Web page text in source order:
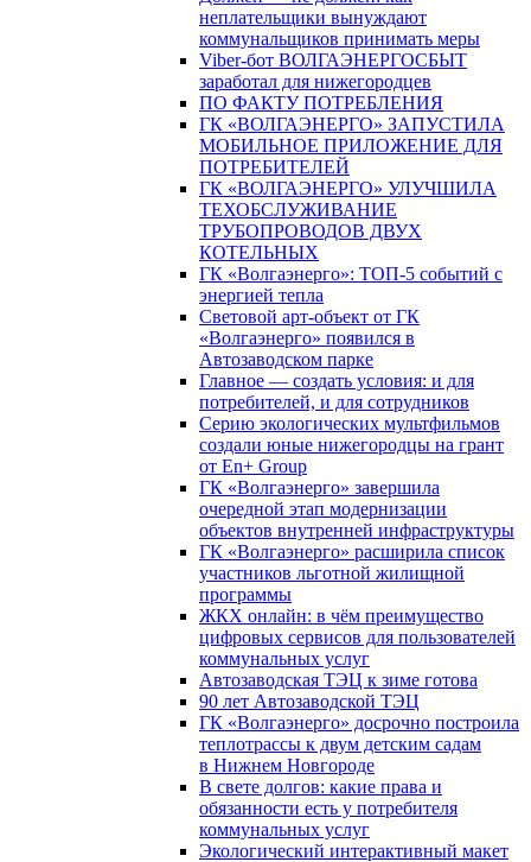
неплательщики вынуждают
коммунальщиков принимать меры
Viber-бот ВОЛГАЭНЕРГОСБЫТ
заработал для нижегородцев
ПО ФАКТУ ПОТРЕБЛЕНИЯ
ГК «ВОЛГАЭНЕРГО» ЗАПУСТИЛА
МОБИЛЬНОЕ ПРИЛОЖЕНИЕ ДЛЯ
ПОТРЕБИТЕЛЕЙ
ГК «ВОЛГАЭНЕРГО» УЛУЧШИЛА
ТЕХОБСЛУЖИВАНИЕ
ТРУБОПРОВОДОВ ДВУХ
КОТЕЛЬНЫХ
ГК «Волгаэнерго»: ТОП-5 событий с
энергией тепла
Световой арт-объект от ГК
«Волгаэнерго» появился в
Автозаводском парке
Главное — создать условия: и для
потребителей, и для сотрудников
Серию экологических мультфильмов
создали юные нижегородцы на грант
от En+ Group
ГК «Волгаэнерго» завершила
очередной этап модернизации
объектов внутренней инфраструктуры
ГК «Волгаэнерго» расширила список
участников льготной жилищной
программы
ЖКХ онлайн: в чём преимущество
цифровых сервисов для пользователей
коммунальных услуг
Автозаводская ТЭЦ к зиме готова
90 лет Автозаводской ТЭЦ
ГК «Волгаэнерго» досрочно построила
теплотрассы к двум детским садам
в Нижнем Новгороде
В свете долгов: какие права и
обязанности есть у потребителя
коммунальных услуг
Экологический интерактивный макет